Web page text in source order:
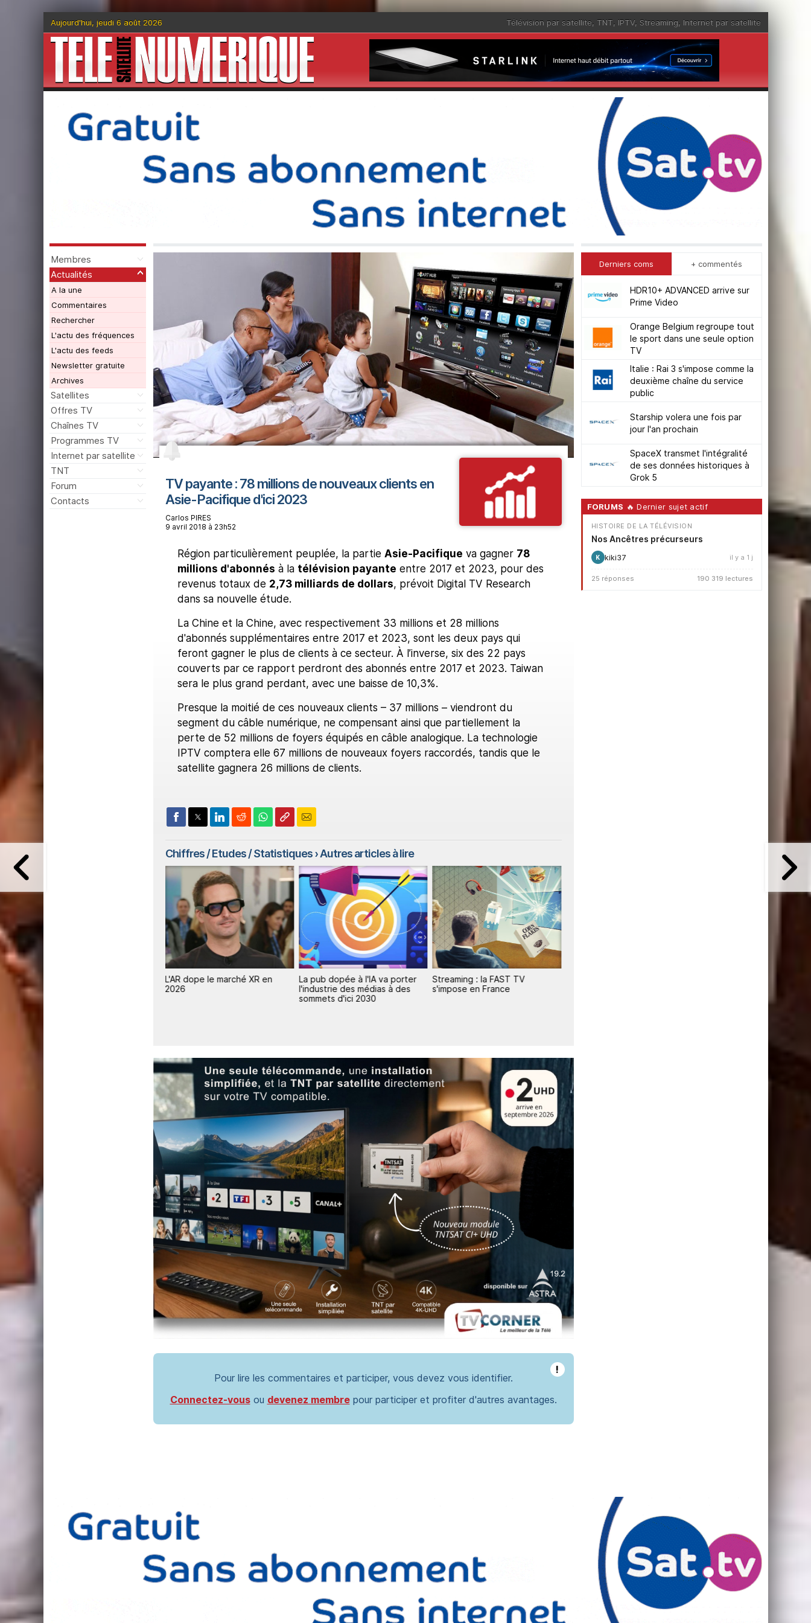
Aujourd'hui, jeudi 6 août 2026 Télévision par satellite, TNT, IPTV, Streaming, Internet par satellite
Membres
Actualités
A la une
Commentaires
Rechercher
L'actu des fréquences
L'actu des feeds
Newsletter gratuite
Archives
Satellites
Offres TV
Chaînes TV
Programmes TV
Internet par satellite
TNT
Forum
Contacts
TV payante : 78 millions de nouveaux clients en
Asie-Pacifique d'ici 2023
Carlos PIRES
9 avril 2018 à 23h52
Région particulièrement peuplée, la partie Asie-Pacifique va gagner 78
millions d'abonnés à la télévision payante entre 2017 et 2023, pour des
revenus totaux de 2,73 milliards de dollars, prévoit Digital TV Research
dans sa nouvelle étude.
La Chine et la Chine, avec respectivement 33 millions et 28 millions
d'abonnés supplémentaires entre 2017 et 2023, sont les deux pays qui
feront gagner le plus de clients à ce secteur. À l’inverse, six des 22 pays
couverts par ce rapport perdront des abonnés entre 2017 et 2023. Taiwan
sera le plus grand perdant, avec une baisse de 10,3%.
Presque la moitié de ces nouveaux clients – 37 millions – viendront du
segment du câble numérique, ne compensant ainsi que partiellement la
perte de 52 millions de foyers équipés en câble analogique. La technologie
IPTV comptera elle 67 millions de nouveaux foyers raccordés, tandis que le
satellite gagnera 26 millions de clients.
Chiffres / Etudes / Statistiques› Autres articles à lire
Le marché des smartphones
s'effondre, Apple résiste et
gagne des parts
L'AR dope le marché XR en
2026
La pub dopée à l'IA va porter
l'industrie des médias à des
sommets d'ici 2030
Streaming : la FAST TV
s'impose en France
!
Pour lire les commentaires et participer, vous devez vous identifier.
Connectez-vousou devenez membrepour participer et profiter d'autres avantages.
Derniers coms + commentés
HDR10+ ADVANCED arrive sur
Prime Video
Orange Belgium regroupe tout
le sport dans une seule option
TV
Italie : Rai 3 s'impose comme la
deuxième chaîne du service
public
Starship volera une fois par
jour l'an prochain
SpaceX transmet l'intégralité
de ses données historiques à
Grok 5
FORUMS 🔥 Dernier sujet actif
HISTOIRE DE LA TÉLÉVISION
Nos Ancêtres précurseurs
K kiki37 il y a 1 j
25 réponses 190 319 lectures